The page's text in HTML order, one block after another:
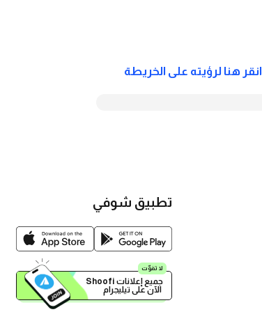
انقر هنا لرؤيته على الخريطة
تطبيق شوفي
لا تفوّت